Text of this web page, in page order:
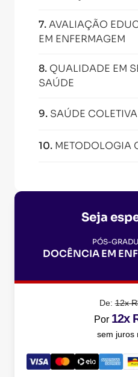
7.AVALIAÇÃO
EM ENFERMAGEM
8. QUALIDADE EM
SAÚDE
9. SAÚDE COLETIVA
10. METODOLOGIA
Seja
PÓS-
DOCÊNCIA EM
De:12x
Por 12x
sem juros